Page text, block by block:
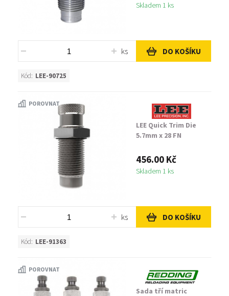
Skladem 1 ks
ks DO KOŠÍKU
Kód: LEE-90725
POROVNAT
LEE Quick Trim Die
5.7mm x 28 FN
456.00 Kč
Skladem 1 ks
ks DO KOŠÍKU
Kód: LEE-91363
POROVNAT
Sada tří matric